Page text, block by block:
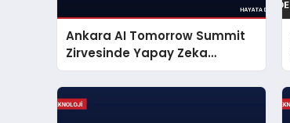
Ankara AI Tomorrow Summit
Zirvesinde Yapay Zeka
Stratejileri Konuşuldu